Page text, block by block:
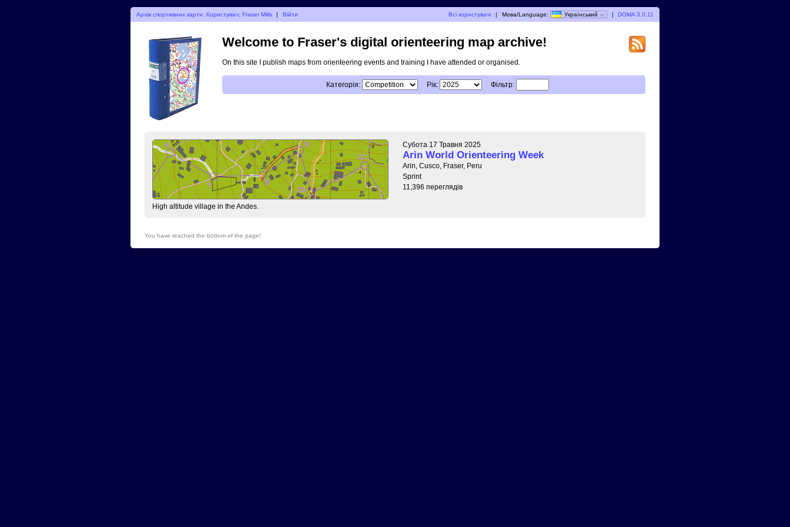
Архів спортивних карти. Користувач: Fraser Mills | Війти Всі користувачі | Мова/Language: Український | DOMA 3.0.11
Welcome to Fraser's digital orienteering map archive!
On this site I publish maps from orienteering events and training I have attended or organised.
Категорія: Рік: Фільтр:
Субота 17 Травня 2025
Arin World Orienteering Week
Arin, Cusco, Fraser, Peru
Sprint
11,396 переглядів
High altitude village in the Andes.
You have reached the bottom of the page!